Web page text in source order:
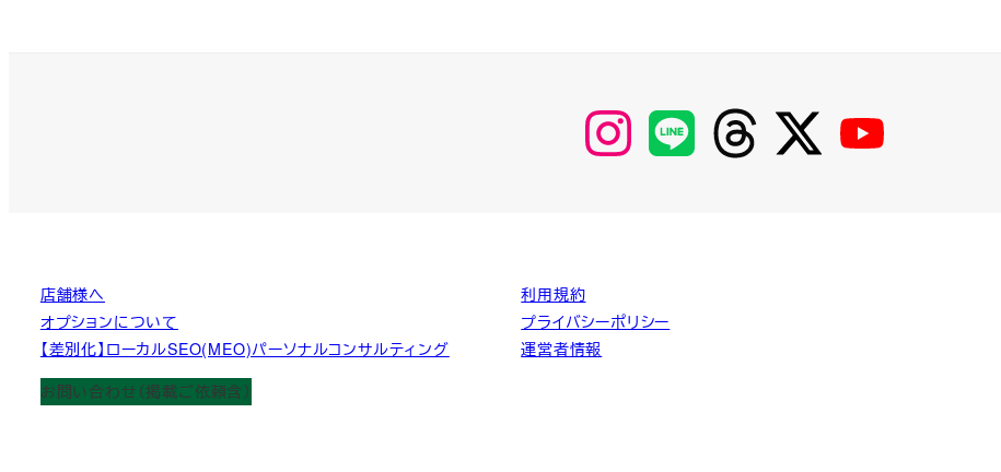
【Instagram】
MyKOBAKO
【LINE】 【threads】 【Twitter】
店舗様へ
オプションについて
【差別化】ローカルSEO(MEO)パーソナルコンサルティング
お問い合わせ（掲載ご依頼含）
利用規約
プライバシーポリシー
運営者情報